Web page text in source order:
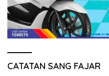
CATATAN SANG FAJAR